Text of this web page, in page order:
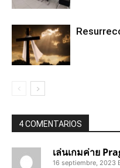
4 COMENTARIOS
เล่นเกมค่าย
16 septiembre, 2023